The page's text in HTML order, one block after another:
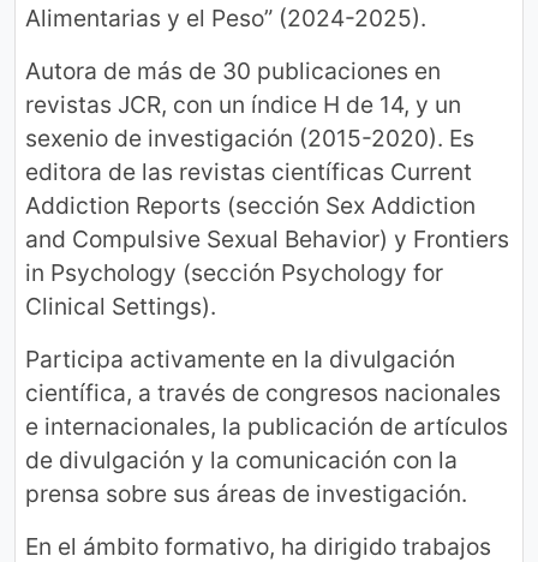
Alimentarias y el Peso” (2024-2025).
Autora de más de 30 publicaciones en
revistas JCR, con un índice H de 14, y un
sexenio de investigación (2015-2020). Es
editora de las revistas científicas Current
Addiction Reports (sección Sex Addiction
and Compulsive Sexual Behavior) y Frontiers
in Psychology (sección Psychology for
Clinical Settings).
Participa activamente en la divulgación
científica, a través de congresos nacionales
e internacionales, la publicación de artículos
de divulgación y la comunicación con la
prensa sobre sus áreas de investigación.
En el ámbito formativo, ha dirigido trabajos